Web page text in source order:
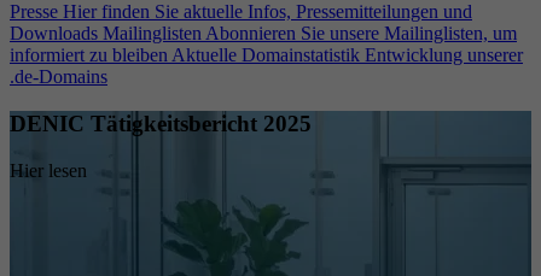
Presse Hier finden Sie aktuelle Infos, Pressemitteilungen und
Downloads Mailinglisten Abonnieren Sie unsere Mailinglisten, um
informiert zu bleiben Aktuelle Domainstatistik Entwicklung unserer
.de-Domains
DENIC Tätigkeitsbericht 2025
Hier lesen